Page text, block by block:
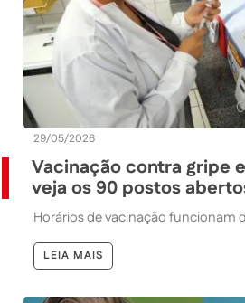
29/05/2026
Vacinação contra gripe
veja os 90 postos
Horários de vacinação funcionam
LEIA MAIS